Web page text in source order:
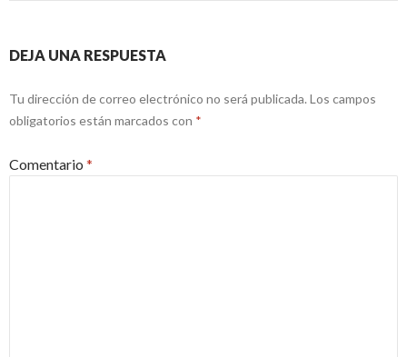
DEJA UNA RESPUESTA
Tu dirección de correo electrónico no será publicada. Los campos
obligatorios están marcados con *
Comentario *